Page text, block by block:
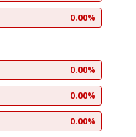
0.00%
0.00%
0.00%
0.00%